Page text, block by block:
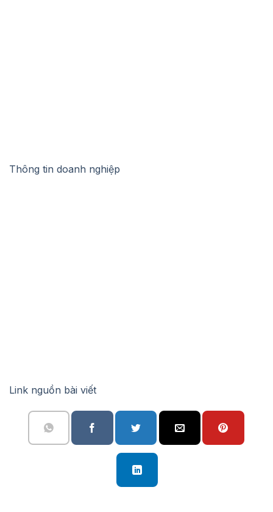
Thông tin doanh nghiệp
Link nguồn bài viết